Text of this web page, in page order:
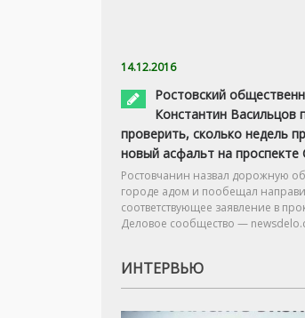
14.12.2016
Ростовский
Константин Васильцов
проверить, сколько недель
новый асфальт на проспекте
Ростовчанин назвал дорожную
городе адом и пообещал
соответствующее заявление в
Деловое сообщество —
ИНТЕРВЬЮ